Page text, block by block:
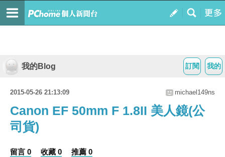
我的
訂閱
我的Blog
2015-05-26 21:13:09 michael149ns
Canon EF 50mm F 1.8II 美人鏡(公
司貨)
留言 0 收藏 0 推薦 0